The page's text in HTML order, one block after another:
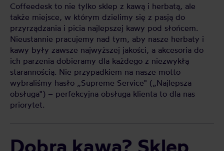
Coffeedesk to nie tylko sklep z kawą i herbatą, ale
także miejsce, w którym dzielimy się z pasją do
przyrządzania i picia najlepszej kawy pod słońcem.
Nieustannie pracujemy nad tym, aby nasze herbaty i
kawy były zawsze najwyższej jakości, a akcesoria do
ich parzenia dobieramy dla każdego z niezwykłą
starannością. Nie przypadkiem na nasze motto
wybraliśmy hasło „Supreme Service" („Najlepsza
obsługa") – perfekcyjna obsługa klienta to dla nas
priorytet.
Dobra kawa? Sklep